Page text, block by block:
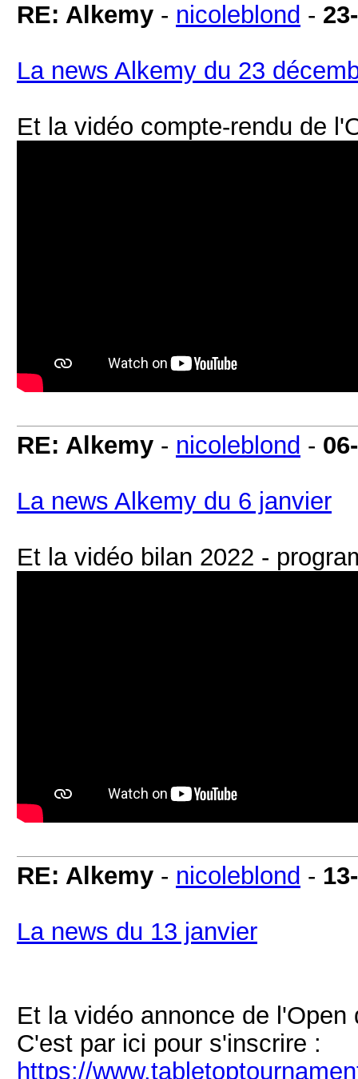
RE: Alkemy - nicoleblond -
La news Alkemy du 23
Et la vidéo compte-rendu de
RE: Alkemy - nicoleblond -
La news Alkemy du 6 janvier
Et la vidéo bilan 2022 -
RE: Alkemy - nicoleblond -
La news du 13 janvier
Et la vidéo annonce de
C'est par ici pour s'inscrire :
https://